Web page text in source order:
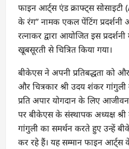
फाइन आर्ट्स एंड क्राफ्ट्स
के रंग” नामक एकल पेंटिंग प्रदर्शनी
रत्नाकर द्वारा आयोजित इस
खूबसूरती से चित्रित किया गया।
बीकेएस ने अपनी प्रतिबद्धता को
और चित्रकार श्री उदय शंकर
प्रति अपार योगदान के लिए
पर बीकेएस के संस्थापक अध्यक्ष श्री
गांगुली का समर्थन करते हुए उन्हें
कर रहे हैं। यह सम्मान फाइन आर्ट्स